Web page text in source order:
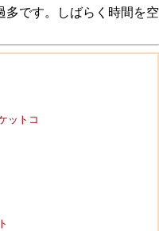
多です。しばらく時間を空
ットコ